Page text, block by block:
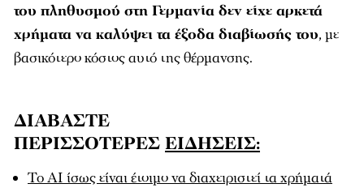
του πληθυσμού στη Γερμανία δεν είχε αρκετά
χρήματα να καλύψει τα έξοδα διαβίωσής του, με
βασικότερο κόστος αυτό της θέρμανσης.
ΔΙΑΒΑΣΤΕ
ΠΕΡΙΣΣΟΤΕΡΕΣ ΕΙΔΗΣΕΙΣ:
To ΑΙ ίσως είναι έτοιμο να διαχειριστεί τα χρήματά